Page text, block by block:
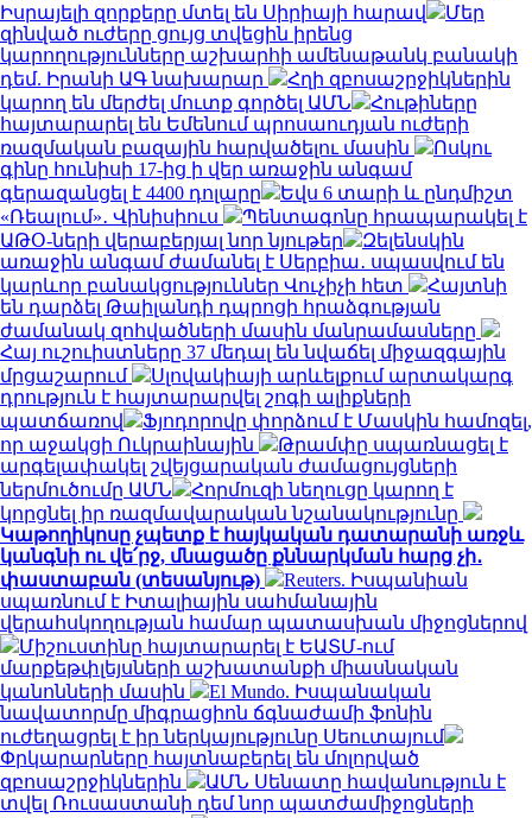
Իսրայելի զորքերը մտել են Սիրիայի հարավ
Մեր
զինված ուժերը ցույց տվեցին իրենց
կարողությունները աշխարհի ամենաթանկ բանակի
դեմ. Իրանի ԱԳ նախարար
Հղի զբոսաշրջիկներին
կարող են մերժել մուտք գործել ԱՄՆ
Հութիները
հայտարարել են Եմենում պրոսաուդյան ուժերի
ռազմական բազային հարվածելու մասին
Ոսկու
գինը հունիսի 17-ից ի վեր առաջին անգամ
գերազանցել է 4400 դոլարը
Եվս 6 տարի և ընդմիշտ
«Ռեալում»․ Վինիսիուս
Պենտագոնը հրապարակել է
ԱԹՕ-ների վերաբերյալ նոր նյութեր
Զելենսկին
առաջին անգամ ժամանել է Սերբիա․ սպասվում են
կարևոր բանակցություններ Վուչիչի հետ
Հայտնի
են դարձել Թաիլանդի դպրոցի հրաձգության
ժամանակ զոհվածների մասին մանրամասները
Հայ ուշուիստները 37 մեդալ են նվաճել միջազգային
մրցաշարում
Սլովակիայի արևելքում արտակարգ
դրություն է հայտարարվել շոգի ալիքների
պատճառով
Ֆյոդորովը փորձում է Մասկին համոզել,
որ աջակցի Ուկրաինային
Թրամփը սպառնացել է
արգելափակել շվեյցարական ժամացույցների
ներմուծումը ԱՄՆ
Հորմուզի նեղուցը կարող է
կորցնել իր ռազմավարական նշանակությունը
Կաթողիկոսը չպետք է հայկական դատարանի առջև
կանգնի ու վե՛րջ, մնացածը քննարկման հարց չի․
փաստաբան (տեսանյութ)
Reuters. Իսպանիան
սպառնում է Իտալիային սահմանային
վերահսկողության համար պատասխան միջոցներով
Միշուստինը հայտարարել է ԵԱՏՄ-ում
մարքեթփլեյսների աշխատանքի միասնական
կանոնների մասին
El Mundo. Իսպանական
նավատորմը միգրացիոն ճգնաժամի ֆոնին
ուժեղացրել է իր ներկայությունը Սեուտայում
Փրկարարները հայտնաբերել են մոլորված
զբոսաշրջիկներին
ԱՄՆ Սենատը հավանություն է
տվել Ռուսաստանի դեմ նոր պատժամիջոցների